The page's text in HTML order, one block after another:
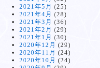
2021年5月 (25)
2021年4月 (28)
2021年3月 (36)
2021年2月 (29)
2021年1月 (30)
2020年12月 (29)
2020年11月 (24)
2020年10月 (24)